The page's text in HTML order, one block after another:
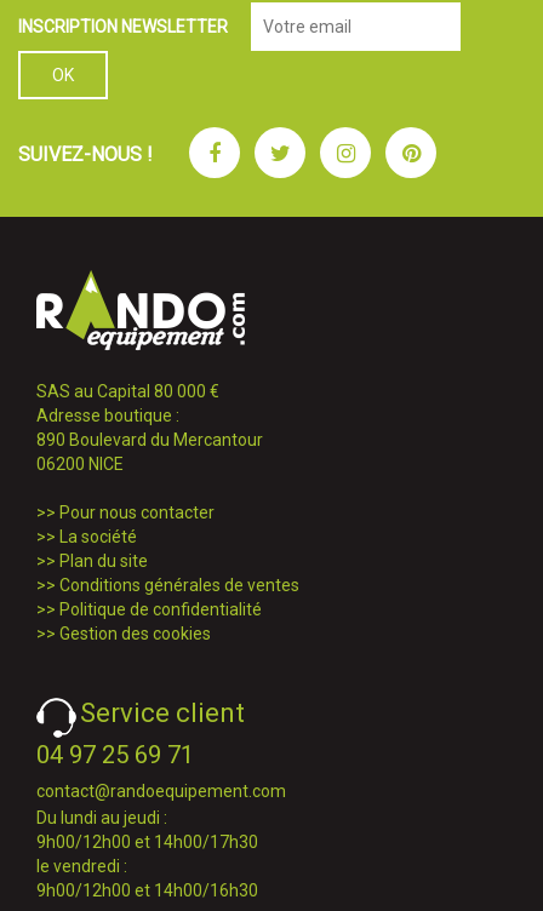
INSCRIPTION NEWSLETTER
SUIVEZ-NOUS ! FacebookTwitterInstagramPinterest
SAS au Capital 80 000 €
Adresse boutique :
890 Boulevard du Mercantour
06200 NICE
>> Pour nous contacter
>>
La société
>> Plan du site
>> Conditions générales de ventes
>> Politique de confidentialité
>> Gestion des cookies
Service client
04 97 25 69 71
contact@randoequipement.com
Du lundi au jeudi :
9h00/12h00 et 14h00/17h30
le vendredi :
9h00/12h00 et 14h00/16h30